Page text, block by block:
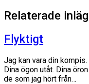
Relaterade
Flyktigt
Jag kan vara din
Dina ögon utåt. Dina
de som jag hört från…